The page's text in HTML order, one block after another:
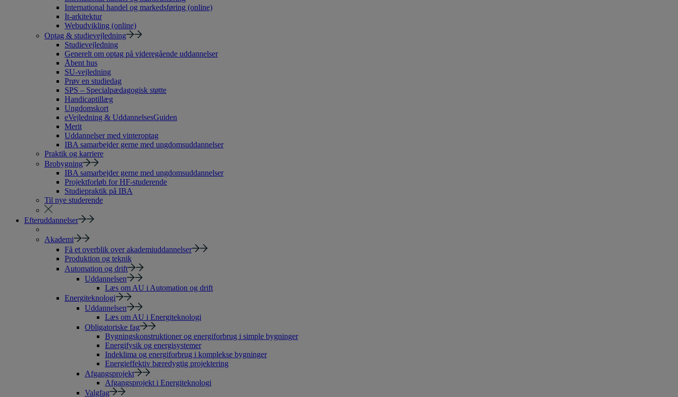
International handel og markedsføring (online)
It-arkitektur
Webudvikling (online)
Optag & studievejledning
Studievejledning
Generelt om optag på videregående uddannelser
Åbent hus
SU-vejledning
Prøv en studiedag
SPS – Specialpædagogisk støtte
Handicaptillæg
Ungdomskort
eVejledning & UddannelsesGuiden
Merit
Uddannelser med vinteroptag
IBA samarbejder gerne med ungdomsuddannelser
Praktik og karriere
Brobygning
IBA samarbejder gerne med ungdomsuddannelser
Projektforløb for HF-studerende
Studiepraktik på IBA
Til nye studerende
Efteruddannelser
Akademi
Få et overblik over akademiuddannelser
Produktion og teknik
Automation og drift
Uddannelsen
Læs om AU i Automation og drift
Energiteknologi
Uddannelsen
Læs om AU i Energiteknologi
Obligatoriske fag
Bygningskonstruktioner og energiforbrug i simple bygninger
Energifysik og energisystemer
Indeklima og energiforbrug i komplekse bygninger
Energieffektiv bæredygtig projektering
Afgangsprojekt
Afgangsprojekt i Energiteknologi
Valgfag